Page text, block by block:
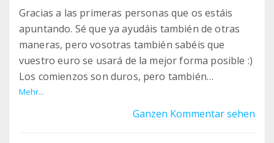
Gracias a las primeras personas que os estáis
apuntando. Sé que ya ayudáis también de otras
maneras, pero vosotras también sabéis que
vuestro euro se usará de la mejor forma posible :)
Los comienzos son duros, pero también
esperanzadores.
De momento, además de ayudar en algunas
Mehr...
Ganzen Kommentar sehen